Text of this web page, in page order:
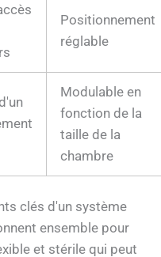
Positionnement
réglable
Modulable en
fonction de la
taille de la
chambre
clés d'un système
ensemble pour
et stérile qui peut